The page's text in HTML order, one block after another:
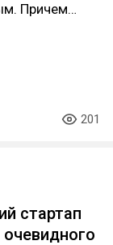
Причем…
201
стартап